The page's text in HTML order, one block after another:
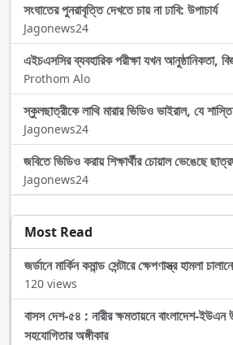
সংঘাতের পুনরাবৃত্তি দেখতে চায় না ঢাবি: উপাচার্য
Jagonews24
এইচএসসির ব্যবহারিক পরীক্ষা যখন আনুষ্ঠানিকতা,
Prothom Alo
স্কুলছাত্রীকে লাথি মারার ভিডিও ভাইরাল, যে
Jagonews24
জবিতে ভিডিও করায় শিক্ষার্থীর চোয়াল ভেঙেছে
Jagonews24
Most Read
জর্ডানে মার্কিন কমান্ড সেন্টারে ক্ষেপণাস্ত্র হামলা
120 views
বাসস দেশ-৫৪ : নারীর ক্ষমতায়নে বাংলাদেশ-ইউএন
সহযোগিতার অঙ্গীকার